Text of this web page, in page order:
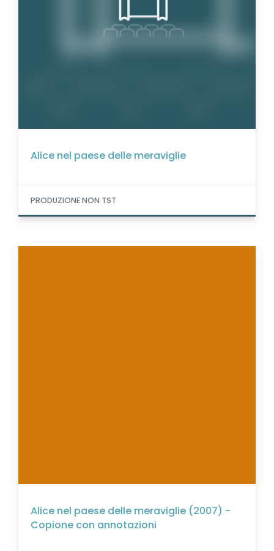
Alice nel paese delle meraviglie
PRODUZIONE NON TST
Alice nel paese delle meraviglie (2007) -
Copione con annotazioni